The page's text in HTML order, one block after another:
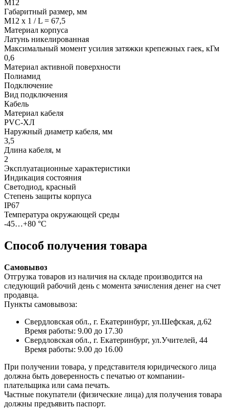
М12
Габаритный размер, мм
M12 x 1 / L = 67,5
Материал корпуса
Латунь никелированная
Максимальный момент усилия затяжки крепежных гаек, кГм
0,6
Материал активной поверхности
Полиамид
Подключение
Вид подключения
Кабель
Материал кабеля
PVC-ХЛ
Наружный диаметр кабеля, мм
3,5
Длина кабеля, м
2
Эксплуатационные характеристики
Индикация состояния
Светодиод, красный
Степень защиты корпуса
IP67
Температура окружающей среды
-45…+80 °С
Способ получения товара
Самовывоз
Отгрузка товаров из наличия на складе производится на
следующий рабочий день с момента зачисления денег на счет
продавца.
Пункты самовывоза:
Свердловская обл., г. Екатеринбург, ул.Шефская, д.62
Время работы: 9.00 до 17.30
Свердловская обл., г. Екатеринбург, ул.Учителей, 44
Время работы: 9.00 до 16.00
При получении товара, у представителя юридического лица
должна быть доверенность с печатью от компании-
плательщика или сама печать.
Частные покупатели (физические лица) для получения товара
должны предъявить паспорт.